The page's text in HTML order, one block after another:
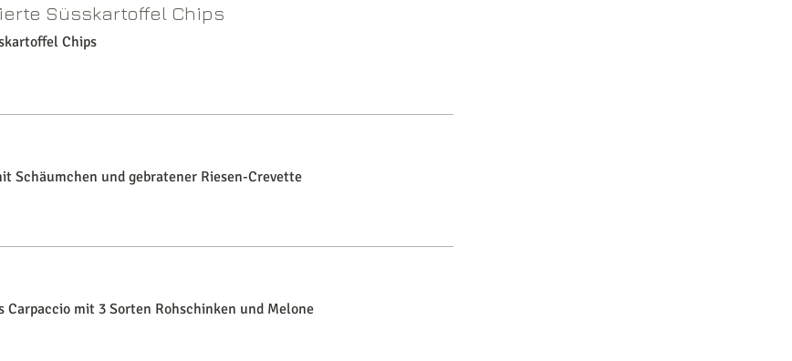
Süsskartoffel Chips
Chips
Schäumchen und gebratener Riesen-Crevette
Carpaccio mit 3 Sorten Rohschinken und Melone